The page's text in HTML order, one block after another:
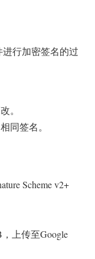
行加密签名的过
。
同签名。
Scheme v2+
上传至Google